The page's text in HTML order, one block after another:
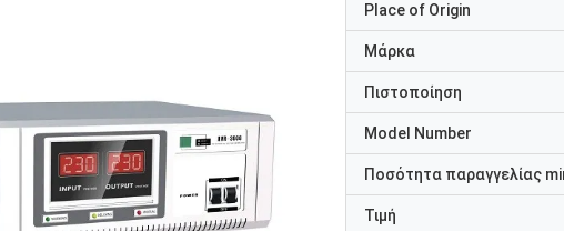
Place of Origin
Μάρκα
Πιστοποίηση
Model Number
Ποσότητα παραγγελίας
Τιμή